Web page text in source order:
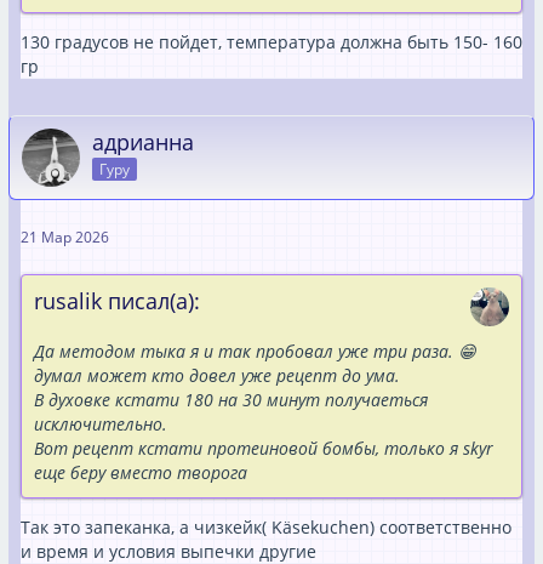
130 градусов не пойдет, температура должна быть 150- 160
гр
адрианна
Гуру
21 Мар 2026
rusalik писал(а):
Да методом тыка я и так пробовал уже три раза. 😁
думал может кто довел уже рецепт до ума.
В духовке кстати 180 на 30 минут получаеться
исключительно.
Вот рецепт кстати протеиновой бомбы, только я skyr
еще беру вместо творога
Так это запеканка, а чизкейк( Käsekuchen) соответственно
и время и условия выпечки другие